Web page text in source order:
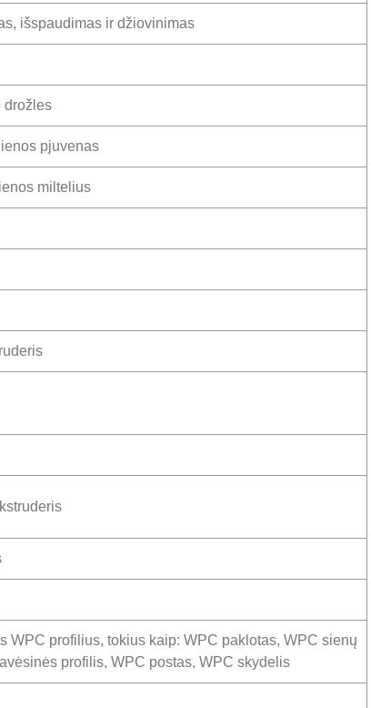
išspaudimas ir džiovinimas
drožles
pjuvenas
miltelius
WPC profilius, tokius kaip: WPC paklotas, WPC sienų
profilis, WPC postas, WPC skydelis